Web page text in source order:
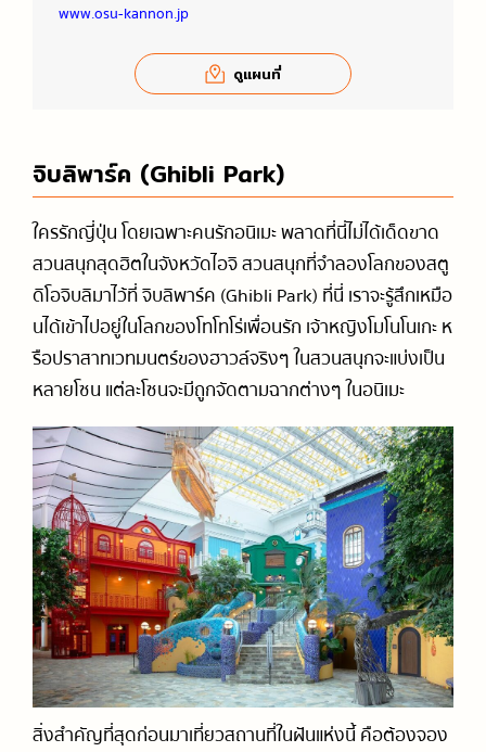
www.osu-kannon.jp
ดูแผนที่
จิบลิพาร์ค (Ghibli Park)
ใครรักญี่ปุ่น โดยเฉพาะคนรักอนิเมะ พลาดที่นี่ไม่ได้เด็ดขาด
สวนสนุกสุดฮิตในจังหวัดไอจิ สวนสนุกที่จำลองโลกของสตู
ดิโอจิบลิมาไว้ที่ จิบลิพาร์ค (Ghibli Park) ที่นี่ เราจะรู้สึกเหมือ
นได้เข้าไปอยู่ในโลกของโทโทโร่เพื่อนรัก เจ้าหญิงโมโนโนเกะ ห
รือปราสาทเวทมนตร์ของฮาวล์จริงๆ ในสวนสนุกจะแบ่งเป็น
หลายโซน แต่ละโซนจะมีถูกจัดตามฉากต่างๆ ในอนิเมะ
สิ่งสำคัญที่สุดก่อนมาเที่ยวสถานที่ในฝันแห่งนี้ คือต้องจอง